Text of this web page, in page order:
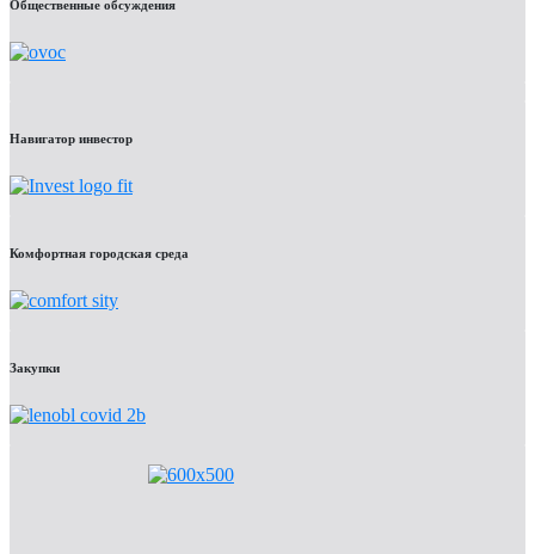
Общественные обсуждения
Навигатор инвестор
Комфортная городская среда
Закупки